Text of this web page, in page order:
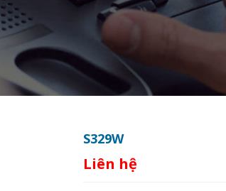
S329W
Liên hệ